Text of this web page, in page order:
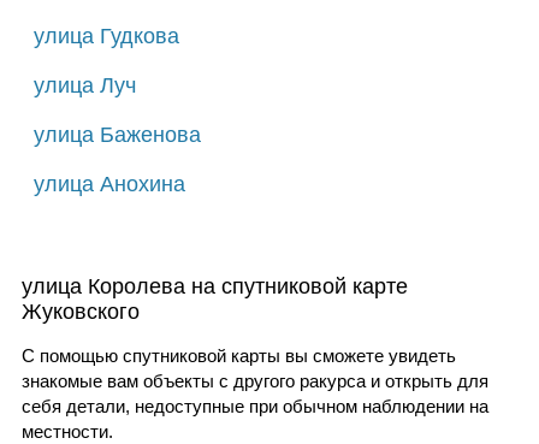
улица Гудкова
улица Луч
улица Баженова
улица Анохина
улица Королева на спутниковой карте
Жуковского
С помощью спутниковой карты вы сможете увидеть
знакомые вам объекты с другого ракурса и открыть для
себя детали, недоступные при обычном наблюдении на
местности.